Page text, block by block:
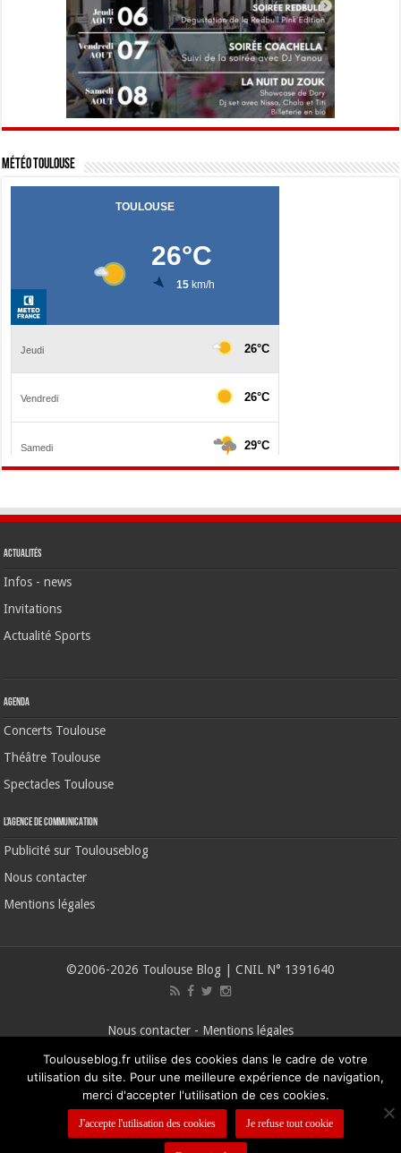
Météo Toulouse
Actualités
Infos - news
Invitations
Actualité Sports
Agenda
Concerts Toulouse
Théâtre Toulouse
Spectacles Toulouse
L’agence de communication
Publicité sur Toulouseblog
Nous contacter
Mentions légales
©2006-2026 Toulouse Blog | CNIL N° 1391640
Nous contacter - Mentions légales
Toulouseblog.fr utilise des cookies dans le cadre de votre
utilisation du site. Pour une meilleure expérience de navigation,
merci d'accepter l'utilisation de ces cookies.
J'accepte l'utilisation des cookies Je refuse tout cookie